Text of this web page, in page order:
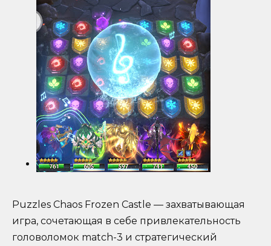
Puzzles Chaos Frozen Castle — захватывающая
игра, сочетающая в себе привлекательность
головоломок match-3 и стратегический